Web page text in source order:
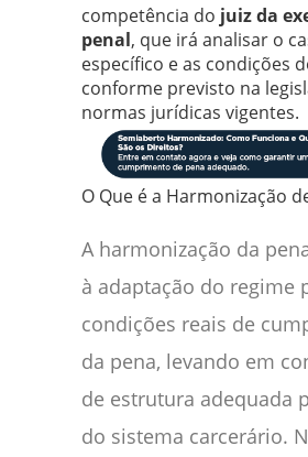
competência do juiz da
penal, que irá analisar o
específico e as condições
conforme previsto na
normas jurídicas vigentes.
O Que é a Harmonização
A harmonização da
à adaptação do regime
condições reais de
da pena, levando em
de estrutura adequada
do sistema carcerário.